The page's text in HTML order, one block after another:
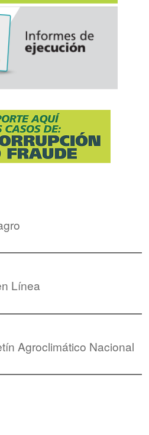
Línea
Agroclimático Nacional